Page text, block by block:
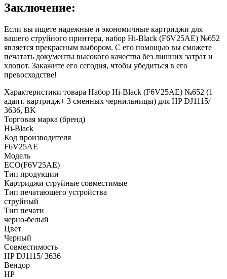
Заключение:
Если вы ищете надежные и экономичные картриджи для
вашего струйного принтера, набор Hi-Black (F6V25AE) №652
является прекрасным выбором. С его помощью вы сможете
печатать документы высокого качества без лишних затрат и
хлопот. Закажите его сегодня, чтобы убедиться в его
превосходстве!
Характеристики товара Набор Hi-Black (F6V25AE) №652 (1
адапт. картридж+ 3 сменных чернильницы) для HP DJ1115/
3636, BK
Торговая марка (бренд)
Hi-Black
Код производителя
F6V25AE
Модель
ECO(F6V25AE)
Тип продукции
Картриджи струйные совместимые
Тип печатающего устройства
струйный
Тип печати
черно-белый
Цвет
Черный
Совместимость
HP DJ1115/ 3636
Вендор
HP